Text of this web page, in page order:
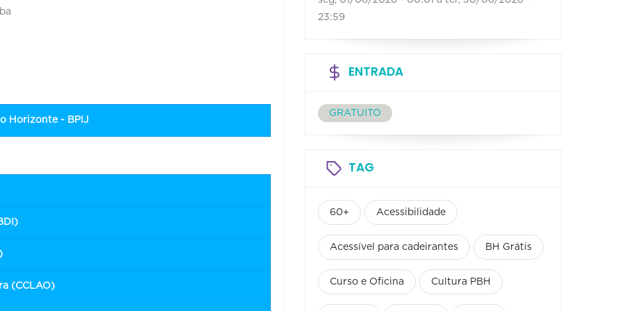
Horizonte - BPIJ
(CCLAO)
23:59
ENTRADA
GRATUITO
TAG
60+ Acessibilidade
Acessível para cadeirantes BH Grátis
Curso e Oficina Cultura PBH